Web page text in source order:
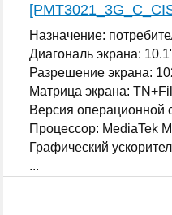
Назначение:
Диагональ экрана:
Разрешение экрана:
Матрица экрана:
Версия операционной
Процессор: MediaTek
Графический
...